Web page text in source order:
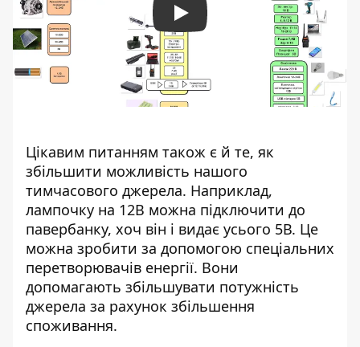
Play
Цікавим питанням також є й те, як
збільшити можливість нашого
тимчасового джерела. Наприклад,
лампочку на 12В можна підключити до
павербанку, хоч він і видає усього 5В. Це
можна зробити за допомогою спеціальних
перетворювачів енергії. Вони
допомагають збільшувати потужність
джерела за рахунок збільшення
споживання.